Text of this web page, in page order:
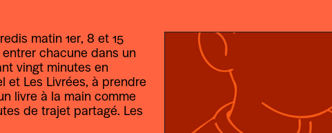
matin 1er, 8 et 15
chacune dans un
vingt minutes en
et Les Livrées, à prendre
livre à la main comme
de trajet partagé. Les